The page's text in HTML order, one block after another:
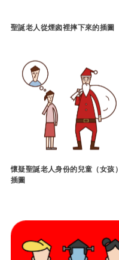
聖誕老人從煙囪裡摔下來的插圖
懷疑聖誕老人身份的兒童（女孩）
插圖